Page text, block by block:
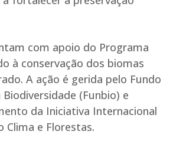
com apoio do Programa
à conservação dos biomas
A ação é gerida pelo Fundo
(Funbio) e
da Iniciativa Internacional
Clima e Florestas.